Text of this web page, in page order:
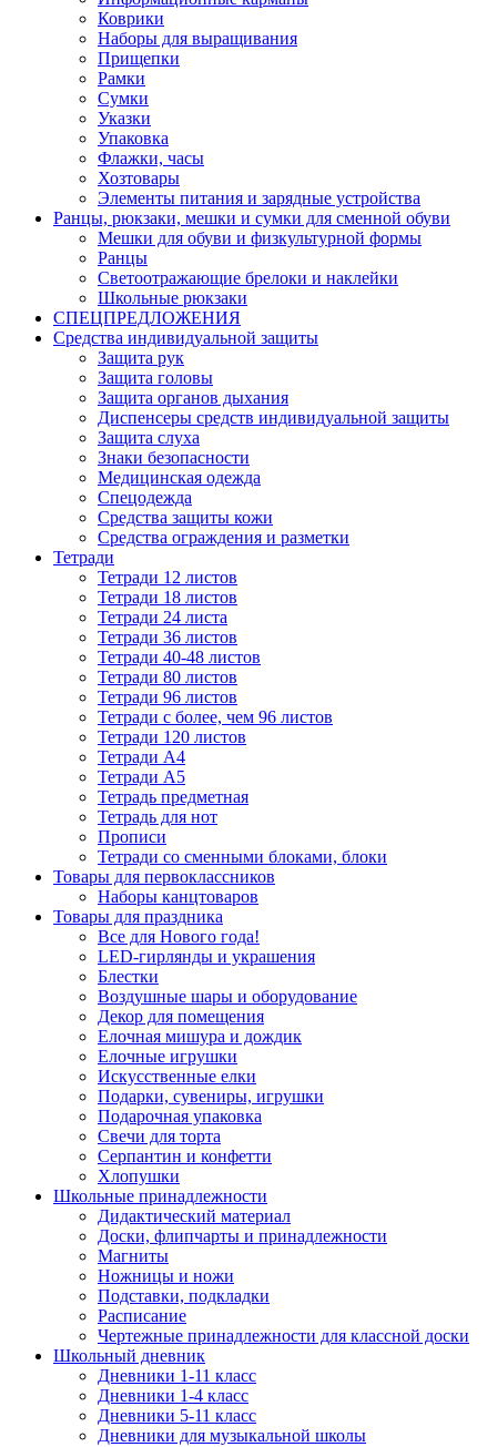
Коврики
Наборы для выращивания
Прищепки
Рамки
Сумки
Указки
Упаковка
Флажки, часы
Хозтовары
Элементы питания и зарядные устройства
Ранцы, рюкзаки, мешки и сумки для сменной обуви
Мешки для обуви и физкультурной формы
Ранцы
Светоотражающие брелоки и наклейки
Школьные рюкзаки
СПЕЦПРЕДЛОЖЕНИЯ
Средства индивидуальной защиты
Защита рук
Защита головы
Защита органов дыхания
Диспенсеры средств индивидуальной защиты
Защита слуха
Знаки безопасности
Медицинская одежда
Спецодежда
Средства защиты кожи
Средства ограждения и разметки
Тетради
Тетради 12 листов
Тетради 18 листов
Тетради 24 листа
Тетради 36 листов
Тетради 40-48 листов
Тетради 80 листов
Тетради 96 листов
Тетради с более, чем 96 листов
Тетради 120 листов
Тетради А4
Тетради А5
Тетрадь предметная
Тетрадь для нот
Прописи
Тетради со сменными блоками, блоки
Товары для первоклассников
Наборы канцтоваров
Товары для праздника
Все для Нового года!
LED-гирлянды и украшения
Блестки
Воздушные шары и оборудование
Декор для помещения
Елочная мишура и дождик
Елочные игрушки
Искусственные елки
Подарки, сувениры, игрушки
Подарочная упаковка
Свечи для торта
Серпантин и конфетти
Хлопушки
Школьные принадлежности
Дидактический материал
Доски, флипчарты и принадлежности
Магниты
Ножницы и ножи
Подставки, подкладки
Расписание
Чертежные принадлежности для классной доски
Школьный дневник
Дневники 1-11 класс
Дневники 1-4 класс
Дневники 5-11 класс
Дневники для музыкальной школы